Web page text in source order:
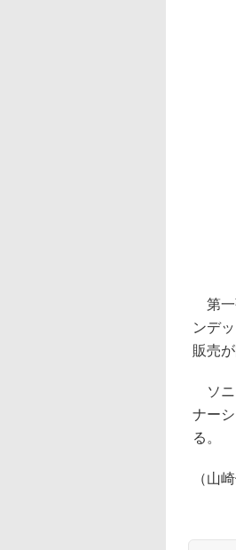
第一
ンデ
販売
ソニ
ナー
る。
（山